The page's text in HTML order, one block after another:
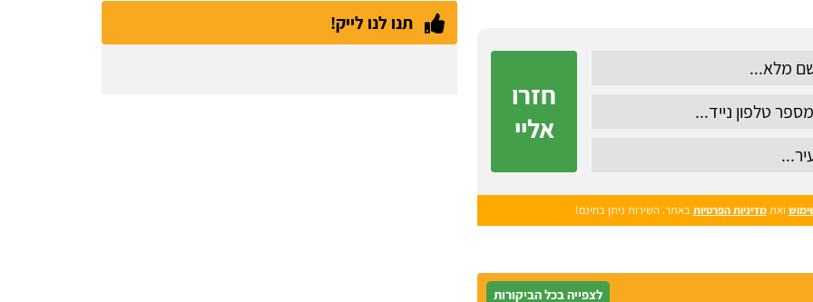
חזרו
אליי
ואתמדיניות הפרטיותבאתר. השירות ניתן בחינם!
לצפייה בכל הביקורות
תנו לנו לייק!